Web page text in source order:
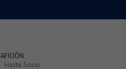
AFICIÓN
Hazte Socio